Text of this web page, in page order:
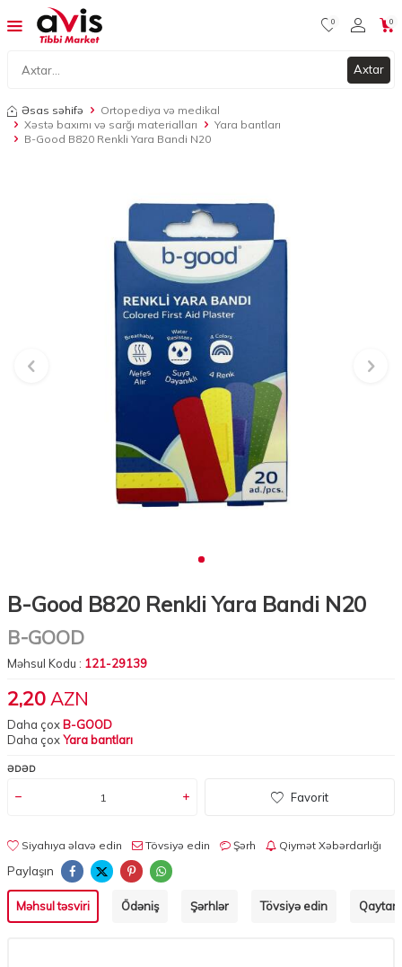
Axtar
0 0
Əsas səhifə
Ortopediya və medikal
Xəstə baxımı və sarğı materialları
Yara bantları
B-Good B820 Renkli Yara Bandi N20
B-Good B820 Renkli Yara Bandi N20
B-GOOD
Məhsul Kodu : 121-29139
2,20 AZN
Daha çox B-GOOD
Daha çoxYara bantları
ƏDƏD
Favorit
Siyahıya əlavə edin Tövsiyə edin Şərh Qiymət Xəbərdarlığı
Paylaşın
Məhsul təsviri Ödəniş Şərhlər Tövsiyə edin